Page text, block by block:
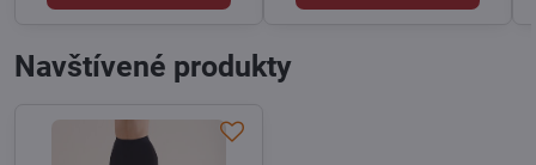
Navštívené produkty